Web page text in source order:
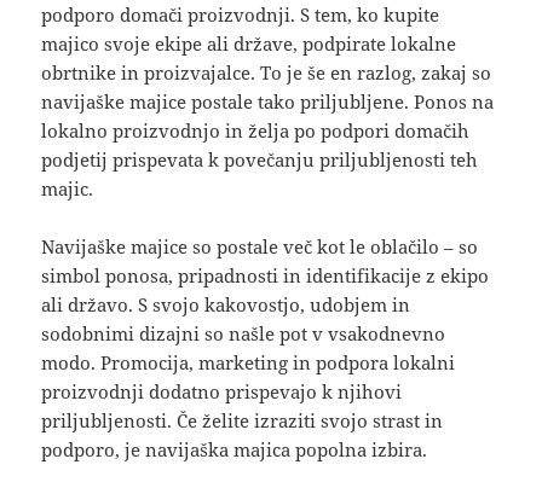
podporo domači proizvodnji. S tem, ko kupite
majico svoje ekipe ali države, podpirate lokalne
obrtnike in proizvajalce. To je še en razlog, zakaj so
navijaške majice postale tako priljubljene. Ponos na
lokalno proizvodnjo in želja po podpori domačih
podjetij prispevata k povečanju priljubljenosti teh
majic.
Navijaške majice so postale več kot le oblačilo – so
simbol ponosa, pripadnosti in identifikacije z ekipo
ali državo. S svojo kakovostjo, udobjem in
sodobnimi dizajni so našle pot v vsakodnevno
modo. Promocija, marketing in podpora lokalni
proizvodnji dodatno prispevajo k njihovi
priljubljenosti. Če želite izraziti svojo strast in
podporo, je navijaška majica popolna izbira.